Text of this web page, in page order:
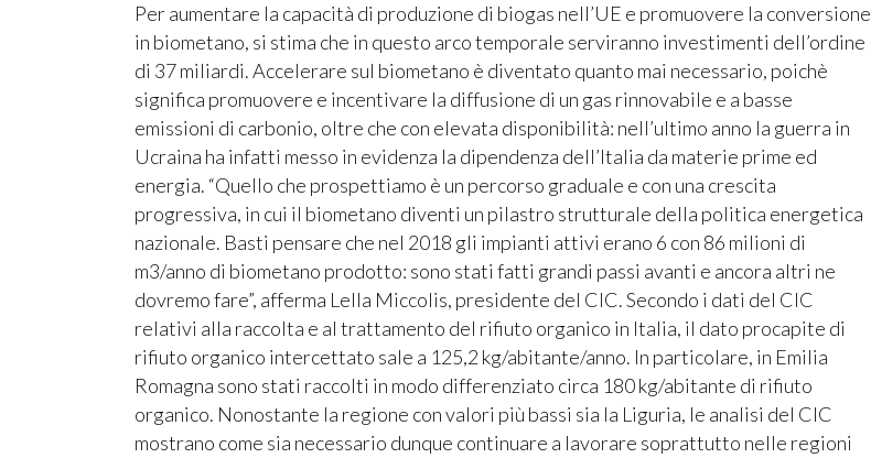
Per aumentare la capacità di produzione di biogas nell’UE e promuovere la conversione
in biometano, si stima che in questo arco temporale serviranno investimenti dell’ordine
di 37 miliardi. Accelerare sul biometano è diventato quanto mai necessario, poichè
significa promuovere e incentivare la diffusione di un gas rinnovabile e a basse
emissioni di carbonio, oltre che con elevata disponibilità: nell’ultimo anno la guerra in
Ucraina ha infatti messo in evidenza la dipendenza dell’Italia da materie prime ed
energia. “Quello che prospettiamo è un percorso graduale e con una crescita
progressiva, in cui il biometano diventi un pilastro strutturale della politica energetica
nazionale. Basti pensare che nel 2018 gli impianti attivi erano 6 con 86 milioni di
m3/anno di biometano prodotto: sono stati fatti grandi passi avanti e ancora altri ne
dovremo fare”, afferma Lella Miccolis, presidente del CIC. Secondo i dati del CIC
relativi alla raccolta e al trattamento del rifiuto organico in Italia, il dato procapite di
rifiuto organico intercettato sale a 125,2 kg/abitante/anno. In particolare, in Emilia
Romagna sono stati raccolti in modo differenziato circa 180 kg/abitante di rifiuto
organico. Nonostante la regione con valori più bassi sia la Liguria, le analisi del CIC
mostrano come sia necessario dunque continuare a lavorare soprattutto nelle regioni